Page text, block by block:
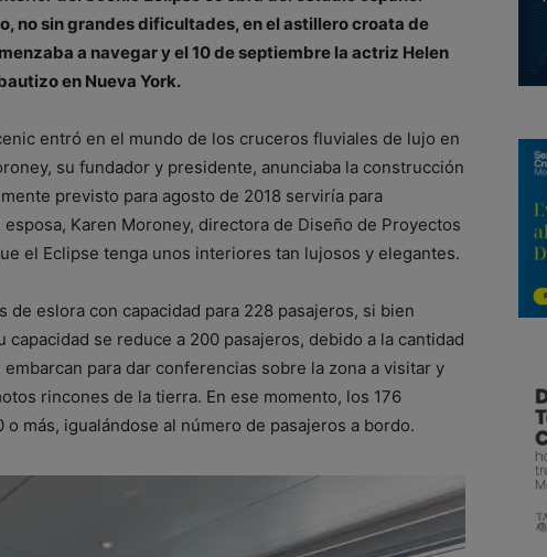
no sin grandes dificultades, en el astillero croata de
a navegar y el 10 de septiembre la actriz Helen
en Nueva York.
entró en el mundo de los cruceros fluviales de lujo en
su fundador y presidente, anunciaba la construcción
previsto para agosto de 2018 serviría para
Karen Moroney, directora de Diseño de Proyectos
el Eclipse tenga unos interiores tan lujosos y elegantes.
de eslora con capacidad para 228 pasajeros, si bien
se reduce a 200 pasajeros, debido a la cantidad
para dar conferencias sobre la zona a visitar y
rincones de la tierra. En ese momento, los 176
más, igualándose al número de pasajeros a bordo.